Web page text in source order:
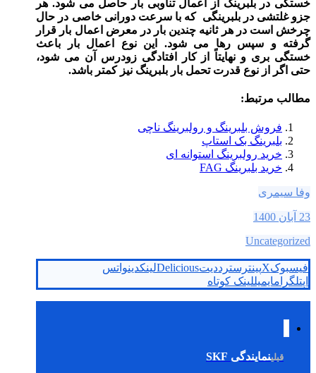
خستگی در بلبرینگ از اعمال تناوبی بار حاصل می‌ شود. هر
جزو غلتشی در بلبرینگی که با سرعت دورانی خاصی در حال‌
چرخش است در هر ثانیه چندین‌ بار در معرض اعمال بار قرار
گرفته و سپس رها می‌ شود. این نوع اعمال بار باعث
خستگی بری و نهایتاً از کار افتادگی زودرس آن می‌ شود،
حتی اگر از نوع قدرت تحمل بار بلبرینگ نیز کمتر باشد.
مطالب مرتبط:
فروش بلبرینگ و رولبرینگ ناچی
بلبرینگ بک استاپ
خرید رولبرینگ استوانه ای
خرید بلبرینگ FAG
وفا سیمری
23 آبان 1400
Uncategorized
فیسبوکXپینترسترددیتDeliciousلینکدینواتس
اپتلگرامایمیللینک کوتاه
قبلینمایندگی SKF